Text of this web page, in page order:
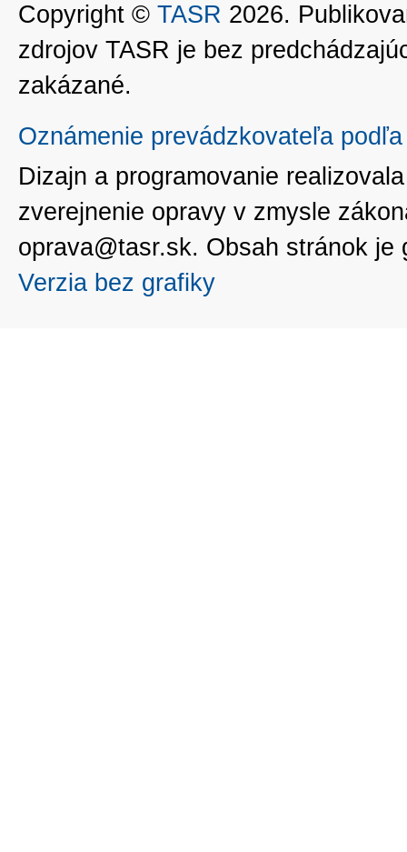
Copyright © TASR 2026.
zdrojov TASR je bez
zakázané.
Oznámenie prevádzkovateľa
Dizajn a programovanie
zverejnenie opravy v zmysle
oprava@tasr.sk. Obsah stránok
Verzia bez grafiky